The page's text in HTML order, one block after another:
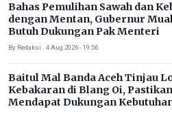
Bahas Pemulihan Sawah dan
dengan Mentan, Gubernur
Butuh Dukungan Pak Menteri
By Redaksi . 4 Aug 2026 - 19:56
Baitul Mal Banda Aceh Tinjau
Kebakaran di Blang Oi,
Mendapat Dukungan